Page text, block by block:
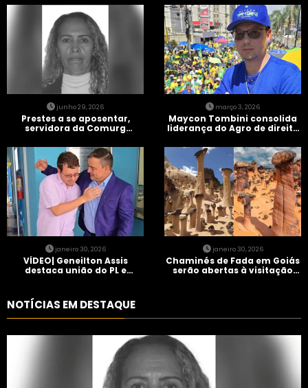
junho 29, 2026
Prestes a se aposentar,
servidora da Comurg
entra em protocolo de
morte encefálica
março 3, 2026
Maycon Tombini consolida
liderança do Agro de direita
Brasil” em Goiânia
janeiro 30, 2026
VÍDEO| Geneilton Assis
destaca união do PL e
janeiro 30, 2026
Chaminés de Fada em Goiás
serão abertas à visitação
NOTÍCIAS EM DESTAQUE